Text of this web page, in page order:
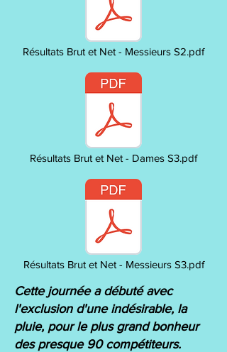
Résultats Brut et Net - Messieurs S2.pdf
Résultats Brut et Net - Dames S3.pdf
Résultats Brut et Net - Messieurs S3.pdf
Cette journée a débuté avec
l'exclusion d'une indésirable, la
pluie, pour le plus grand bonheur
des presque 90 compétiteurs.